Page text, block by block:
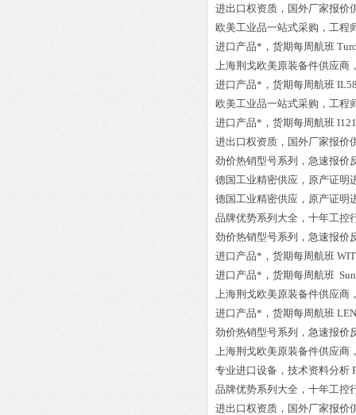
进出口权资质，国外厂家报价
欧美工业品一站式采购，工程
进口产品*，货期每周航班
上海荆戈欧美原装备件供应商
进口产品*，货期每周航班
欧美工业品一站式采购，工程
进口产品*，货期每周航班
进出口权资质，国外厂家报价
劲价热销型号系列，急速报价
德国工业精密供应，原产证明
德国工业精密供应，原产证明
品牌优势系列大全，十年工控
劲价热销型号系列，急速报价
进口产品*，货期每周航班
进口产品*，货期每周航班
上海荆戈欧美原装备件供应商
进口产品*，货期每周航班
劲价热销型号系列，急速报价
上海荆戈欧美原装备件供应商
专业进口设备，技术资料分析
品牌优势系列大全，十年工控
进出口权资质，国外厂家报价